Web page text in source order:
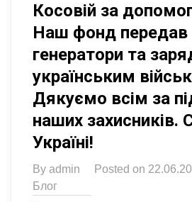
Косовій за
Наш фонд передав
генератори та
українським
Дякуємо всім за
наших захисників.
Україні!
By admin Posted on
Блог